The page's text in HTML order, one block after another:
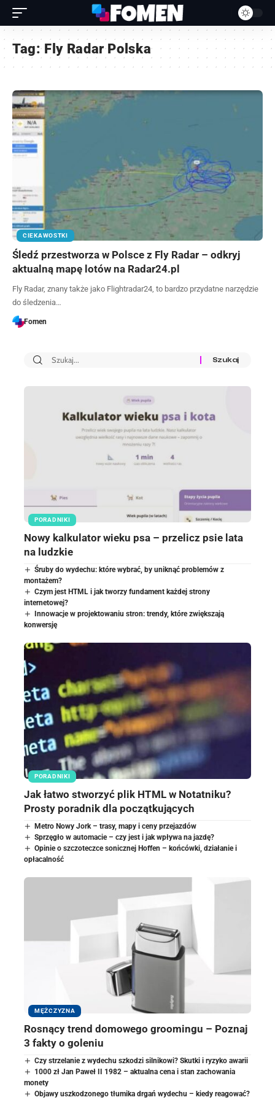
Tag: Fly Radar Polska
CIEKAWOSTKI
Śledź przestworza w Polsce z Fly Radar – odkryj
aktualną mapę lotów na Radar24.pl
Fly Radar, znany także jako Flightradar24, to bardzo przydatne narzędzie
do śledzenia…
Fomen
PORADNIKI
Nowy kalkulator wieku psa – przelicz psie lata
na ludzkie
Śruby do wydechu: które wybrać, by uniknąć problemów z
montażem?
Czym jest HTML i jak tworzy fundament każdej strony
internetowej?
Innowacje w projektowaniu stron: trendy, które zwiększają
konwersję
PORADNIKI
Jak łatwo stworzyć plik HTML w Notatniku?
Prosty poradnik dla początkujących
Metro Nowy Jork – trasy, mapy i ceny przejazdów
Sprzęgło w automacie – czy jest i jak wpływa na jazdę?
Opinie o szczoteczce sonicznej Hoffen – końcówki, działanie i
opłacalność
MĘŻCZYZNA
Rosnący trend domowego groomingu – Poznaj
3 fakty o goleniu
Czy strzelanie z wydechu szkodzi silnikowi? Skutki i ryzyko awarii
1000 zł Jan Paweł II 1982 – aktualna cena i stan zachowania
monety
Objawy uszkodzonego tłumika drgań wydechu – kiedy reagować?